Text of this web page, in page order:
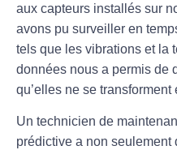
aux capteurs installés sur
avons pu surveiller en
tels que les vibrations et la
données nous a permis de
qu’elles ne se
Un technicien de
prédictive a non seulement